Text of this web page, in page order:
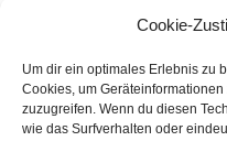
Cookie-
Um dir ein optimales Erlebnis zu
Cookies, um
zuzugreifen. Wenn du diesen
wie das Surfverhalten oder
August 2026
Hinch Double Wood
Destillerie:Hinch
Single Malt, 43.0%